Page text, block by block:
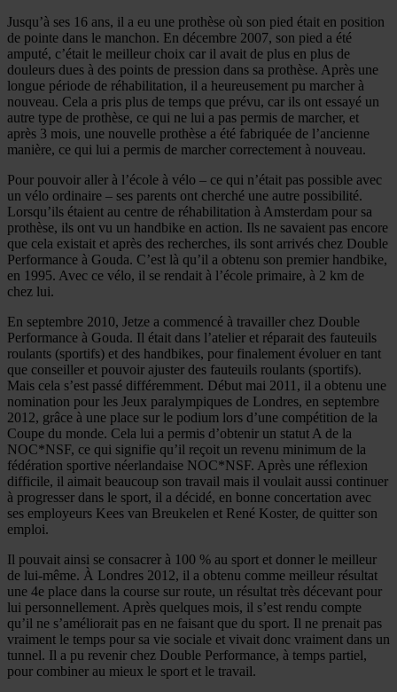
Jusqu’à ses 16 ans, il a eu une prothèse où son pied était en position
de pointe dans le manchon. En décembre 2007, son pied a été
amputé, c’était le meilleur choix car il avait de plus en plus de
douleurs dues à des points de pression dans sa prothèse. Après une
longue période de réhabilitation, il a heureusement pu marcher à
nouveau. Cela a pris plus de temps que prévu, car ils ont essayé un
autre type de prothèse, ce qui ne lui a pas permis de marcher, et
après 3 mois, une nouvelle prothèse a été fabriquée de l’ancienne
manière, ce qui lui a permis de marcher correctement à nouveau.
Pour pouvoir aller à l’école à vélo – ce qui n’était pas possible avec
un vélo ordinaire – ses parents ont cherché une autre possibilité.
Lorsqu’ils étaient au centre de réhabilitation à Amsterdam pour sa
prothèse, ils ont vu un handbike en action. Ils ne savaient pas encore
que cela existait et après des recherches, ils sont arrivés chez Double
Performance à Gouda. C’est là qu’il a obtenu son premier handbike,
en 1995. Avec ce vélo, il se rendait à l’école primaire, à 2 km de
chez lui.
En septembre 2010, Jetze a commencé à travailler chez Double
Performance à Gouda. Il était dans l’atelier et réparait des fauteuils
roulants (sportifs) et des handbikes, pour finalement évoluer en tant
que conseiller et pouvoir ajuster des fauteuils roulants (sportifs).
Mais cela s’est passé différemment. Début mai 2011, il a obtenu une
nomination pour les Jeux paralympiques de Londres, en septembre
2012, grâce à une place sur le podium lors d’une compétition de la
Coupe du monde. Cela lui a permis d’obtenir un statut A de la
NOC*NSF, ce qui signifie qu’il reçoit un revenu minimum de la
fédération sportive néerlandaise NOC*NSF. Après une réflexion
difficile, il aimait beaucoup son travail mais il voulait aussi continuer
à progresser dans le sport, il a décidé, en bonne concertation avec
ses employeurs Kees van Breukelen et René Koster, de quitter son
emploi.
Il pouvait ainsi se consacrer à 100 % au sport et donner le meilleur
de lui-même. À Londres 2012, il a obtenu comme meilleur résultat
une 4e place dans la course sur route, un résultat très décevant pour
lui personnellement. Après quelques mois, il s’est rendu compte
qu’il ne s’améliorait pas en ne faisant que du sport. Il ne prenait pas
vraiment le temps pour sa vie sociale et vivait donc vraiment dans un
tunnel. Il a pu revenir chez Double Performance, à temps partiel,
pour combiner au mieux le sport et le travail.